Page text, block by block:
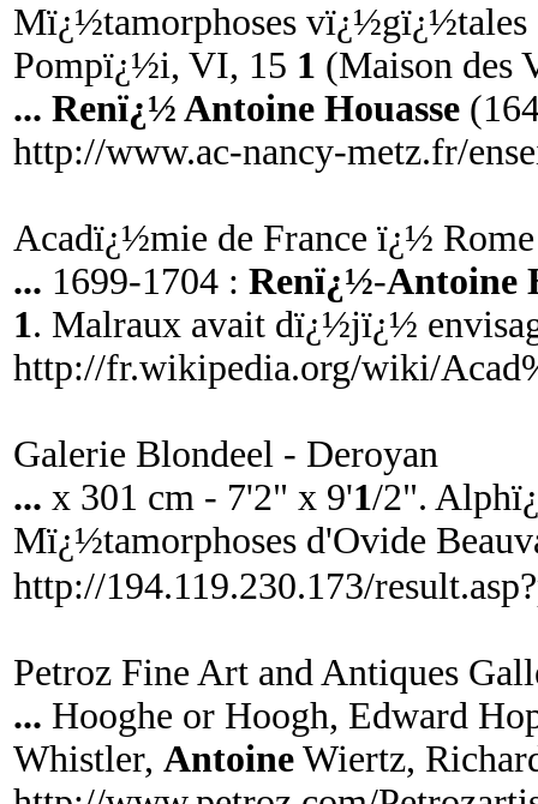
Mï¿½tamorphoses
Pompï¿½i, VI, 15 1 (Maison des
... Renï¿½ Antoine Houasse
http://www.ac-nancy-metz.fr/
Acadï¿½mie de France ï¿½
... 1699-1704 : Renï¿½-Antoine
1. Malraux avait dï¿½jï¿½
http://fr.wikipedia.org/wiki/
Galerie Blondeel - Deroyan
... x 301 cm - 7'2" x 9'1/2".
Mï¿½tamorphoses d'Ovide
http://194.119.230.173/
Petroz Fine Art and Antiques
... Hooghe or Hoogh, Edward
Whistler, Antoine Wiertz,